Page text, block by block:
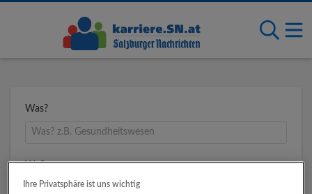
Was?
Wo?
Ihre Privatsphäre ist uns wichtig